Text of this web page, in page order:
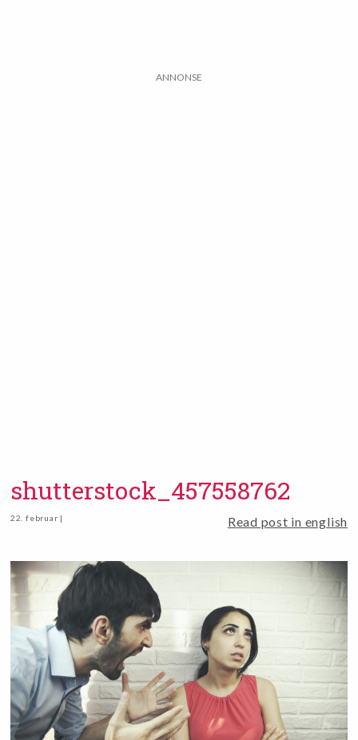
ANNONSE
shutterstock_457558762
22. februar | Read post in english